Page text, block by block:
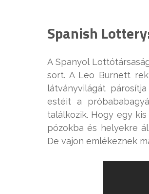
Spanish
A Spanyol
sort. A Leo Burnett
látványvilágát
estéit a
találkozik. Hogy egy
pózokba és helyekre
De vajon emlékeznek